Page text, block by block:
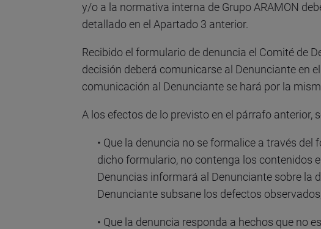
y/o a la normativa interna de Grupo ARAMON
detallado en el Apartado 3 anterior.
Recibido el formulario de denuncia el Comité de
decisión deberá comunicarse al Denunciante en
comunicación al Denunciante se hará por la
A los efectos de lo previsto en el párrafo anterior,
• Que la denuncia no se formalice a través
dicho formulario, no contenga los contenidos
Denuncias informará al Denunciante sobre la
Denunciante subsane los defectos
• Que la denuncia responda a hechos que no